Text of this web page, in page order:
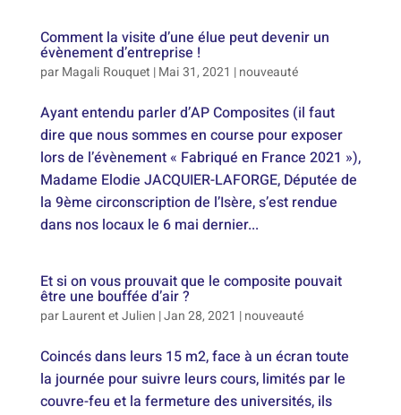
Comment la visite d’une élue peut devenir un
évènement d’entreprise !
parMagali Rouquet |Mai 31, 2021 |nouveauté
Ayant entendu parler d’AP Composites (il faut
dire que nous sommes en course pour exposer
lors de l’évènement « Fabriqué en France 2021 »),
Madame Elodie JACQUIER-LAFORGE, Députée de
la 9ème circonscription de l’Isère, s’est rendue
dans nos locaux le 6 mai dernier...
Et si on vous prouvait que le composite pouvait
être une bouffée d’air ?
parLaurent et Julien |Jan 28, 2021 |nouveauté
Coincés dans leurs 15 m2, face à un écran toute
la journée pour suivre leurs cours, limités par le
couvre-feu et la fermeture des universités, ils